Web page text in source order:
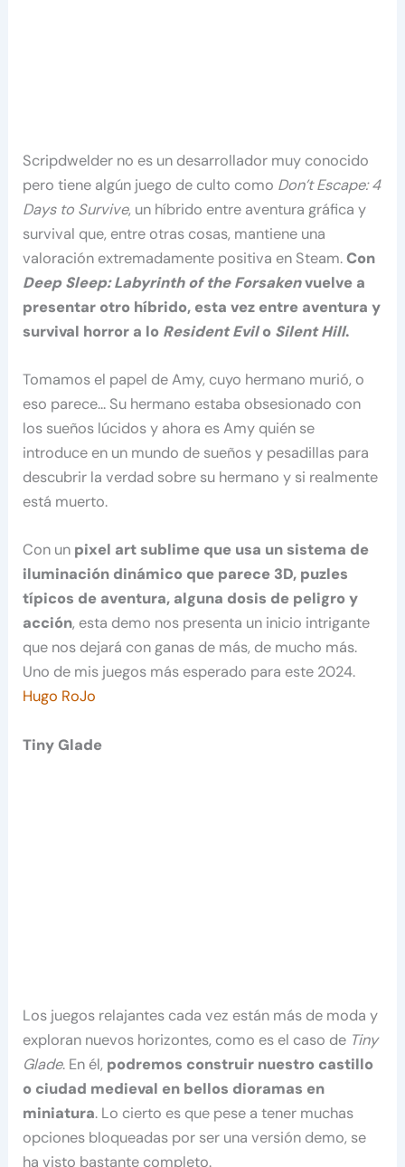
Scripdwelder no es un desarrollador muy conocido
pero tiene algún juego de culto como Don’t Escape: 4
Days to Survive, un híbrido entre aventura gráfica y
survival que, entre otras cosas, mantiene una
valoración extremadamente positiva en Steam.Con
Deep Sleep: Labyrinth of the Forsakenvuelve a
presentar otro híbrido, esta vez entre aventura y
survival horror a lo Resident Evilo Silent Hill.
Tomamos el papel de Amy, cuyo hermano murió, o
eso parece… Su hermano estaba obsesionado con
los sueños lúcidos y ahora es Amy quién se
introduce en un mundo de sueños y pesadillas para
descubrir la verdad sobre su hermano y si realmente
está muerto.
Con un pixel art sublime que usa un sistema de
iluminación dinámico que parece 3D, puzles
típicos de aventura, alguna dosis de peligro y
acción, esta demo nos presenta un inicio intrigante
que nos dejará con ganas de más, de mucho más.
Uno de mis juegos más esperado para este 2024.
Hugo RoJo
Tiny Glade
Los juegos relajantes cada vez están más de moda y
exploran nuevos horizontes, como es el caso de Tiny
Glade. En él, podremos construir nuestro castillo
o ciudad medieval en bellos dioramas en
miniatura. Lo cierto es que pese a tener muchas
opciones bloqueadas por ser una versión demo, se
ha visto bastante completo.